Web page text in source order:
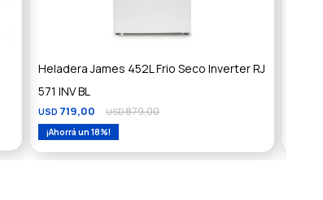
Heladera James 452L Frio Seco Inverter RJ
571 INV BL
USD 719,00 USD879,00
18